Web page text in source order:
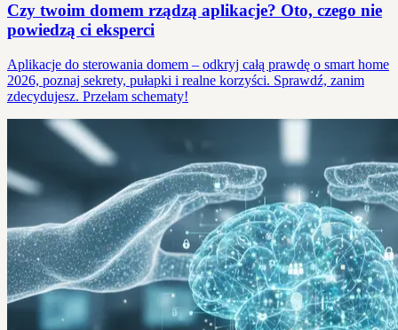
Czy twoim domem rządzą aplikacje? Oto, czego nie
powiedzą ci eksperci
Aplikacje do sterowania domem – odkryj całą prawdę o smart home
2026, poznaj sekrety, pułapki i realne korzyści. Sprawdź, zanim
zdecydujesz. Przełam schematy!